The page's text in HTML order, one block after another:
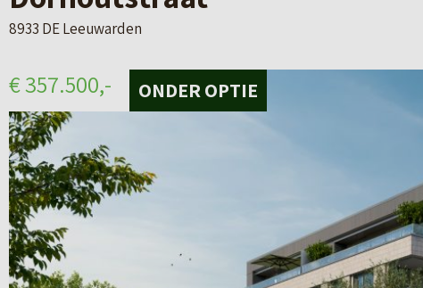
8933 DE Leeuwarden
€ 357.500,- ONDER OPTIE